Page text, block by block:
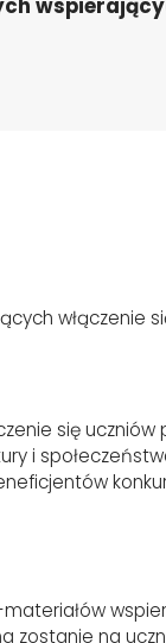
włączenie
się
i
na